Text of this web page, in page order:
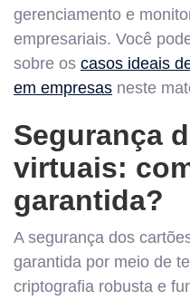
gerenciamento e
empresariais. Você
sobre os casos ideais
em empresas neste
Segurança
virtuais:
garantida?
A segurança dos
garantida por meio de
criptografia robusta e